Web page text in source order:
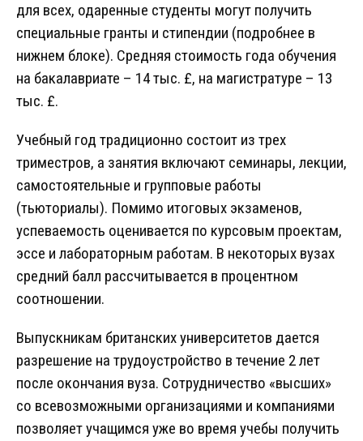
для всех, одаренные студенты могут получить
специальные гранты и стипендии (подробнее в
нижнем блоке). Средняя стоимость года обучения
на бакалавриате – 14 тыс. £, на магистратуре – 13
тыс. £.
Учебный год традиционно состоит из трех
триместров, а занятия включают семинары, лекции,
самостоятельные и групповые работы
(тьюториалы). Помимо итоговых экзаменов,
успеваемость оценивается по курсовым проектам,
эссе и лабораторным работам. В некоторых вузах
средний балл рассчитывается в процентном
соотношении.
Выпускникам британских университетов дается
разрешение на трудоустройство в течение 2 лет
после окончания вуза. Сотрудничество «высших»
со всевозможными организациями и компаниями
позволяет учащимся уже во время учебы получить